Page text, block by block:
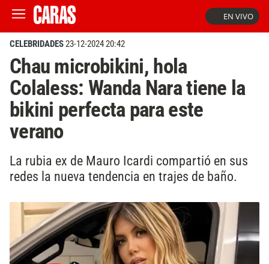
EN VIVO
CELEBRIDADES23-12-2024 20:42
Chau microbikini, hola
Colaless: Wanda Nara tiene la
bikini perfecta para este
verano
La rubia ex de Mauro Icardi compartió en sus
redes la nueva tendencia en trajes de baño.